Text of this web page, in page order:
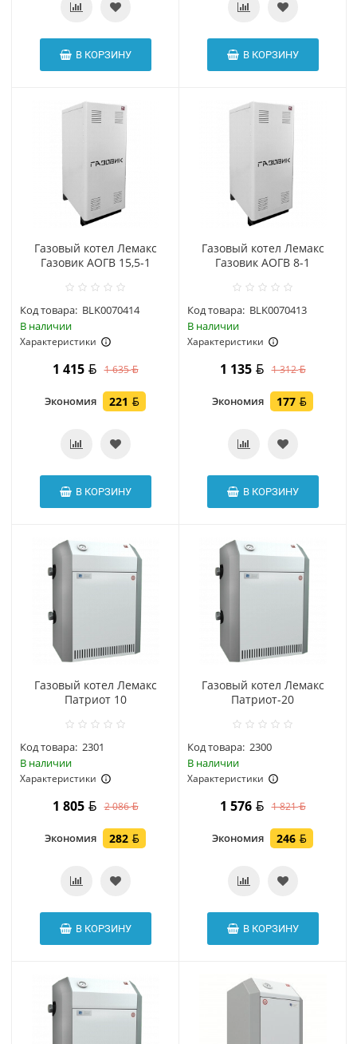
В КОРЗИНУ В КОРЗИНУ
Газовый котел Лемакс
Газовик АОГВ 15,5-1
Код товара: BLK0070414
В наличии
Характеристики
1 415 1 635
Экономия 221
В КОРЗИНУ
Газовый котел Лемакс
Газовик АОГВ 8-1
Код товара: BLK0070413
В наличии
Характеристики
1 135 1 312
Экономия 177
В КОРЗИНУ
Газовый котел Лемакс
Патриот 10
Код товара: 2301
В наличии
Характеристики
1 805 2 086
Экономия 282
В КОРЗИНУ
Газовый котел Лемакс
Патриот-20
Код товара: 2300
В наличии
Характеристики
1 576 1 821
Экономия 246
В КОРЗИНУ